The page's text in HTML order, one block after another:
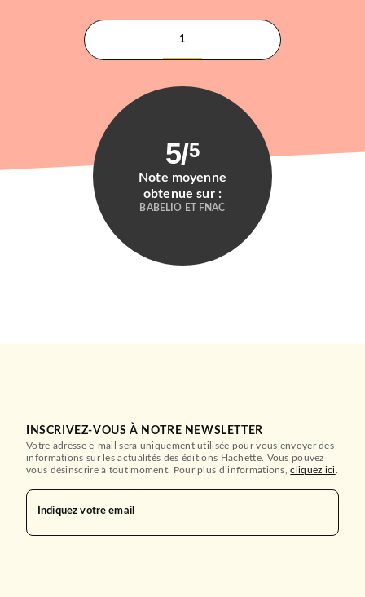
DROIT ET SCIENCES HUMAINES
Confucius à la plage
Antoine-Joseph Assaf
15/05/2024
1
5/5
Note moyenne
obtenue sur :
BABELIO ET FNAC
INSCRIVEZ-VOUS À NOTRE NEWSLETTER
Votre adresse e-mail sera uniquement utilisée pour vous envoyer des
informations sur les actualités des éditions Hachette. Vous pouvez
vous désinscrire à tout moment. Pour plus d’informations,cliquez ici
Indiquez votre email